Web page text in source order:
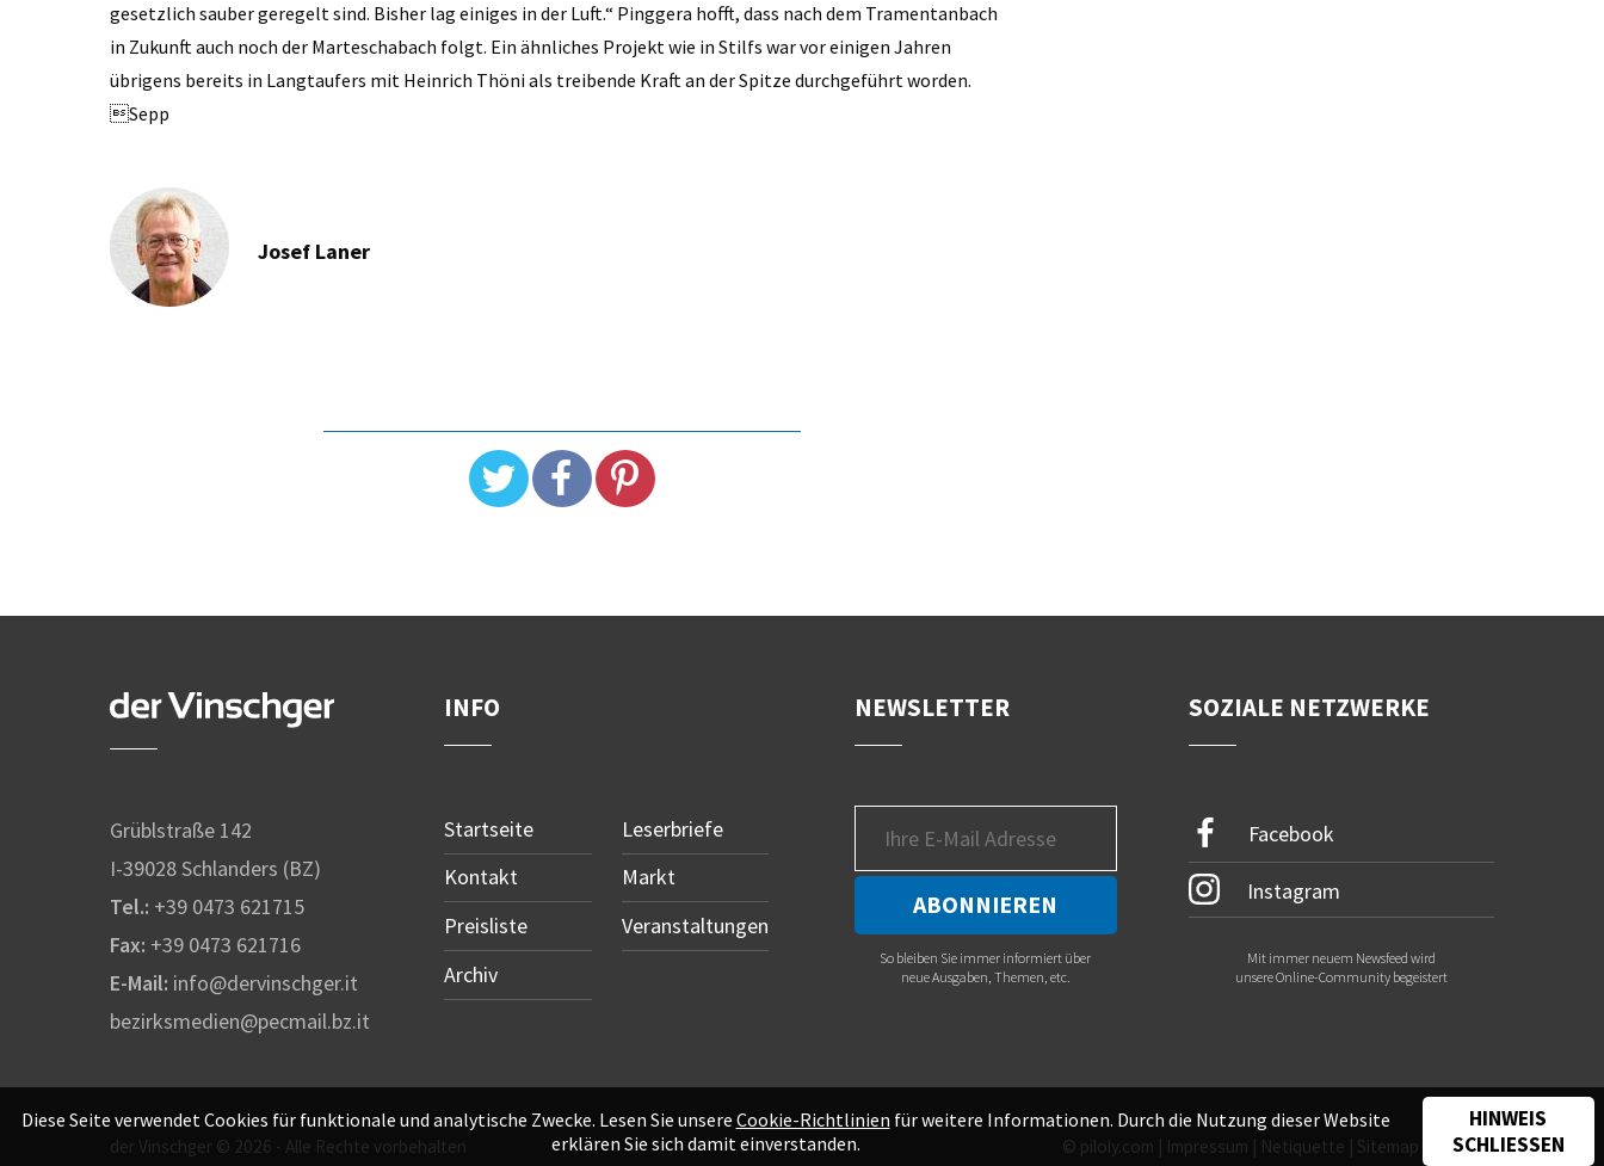
gesetzlich sauber geregelt sind. Bisher lag einiges in der Luft.“ Pinggera hofft, dass nach dem Tramentanbach
in Zukunft auch noch der Marteschabach folgt. Ein ähnliches Projekt wie in Stilfs war vor einigen Jahren
übrigens bereits in Langtaufers mit Heinrich Thöni als treibende Kraft an der Spitze durchgeführt worden.
Sepp
Josef Laner
Grüblstraße 142
I-39028 Schlanders (BZ)
Tel.: +39 0473 621715
Fax: +39 0473 621716
E-Mail: info@dervinschger.it
bezirksmedien@pecmail.bz.it
INFO
Startseite
Kontakt
Preisliste
Archiv
Leserbriefe
Markt
Veranstaltungen
NEWSLETTER
So bleiben Sie immer informiert über
neue Ausgaben, Themen, etc.
SOZIALE NETZWERKE
Facebook
Instagram
Mit immer neuem Newsfeed wird
unsere Online-Community begeistert
der Vinschger © 2026 - Alle Rechte vorbehalten © piloly.com | Impressum | Netiquette | Sitemap Kontakt
Diese Seite verwendet Cookies für funktionale und analytische Zwecke. Lesen Sie unsere Cookie-Richtlinien für weitere Informationen. Durch die Nutzung dieser Website
erklären Sie sich damit einverstanden.
HINWEIS
SCHLIESSEN